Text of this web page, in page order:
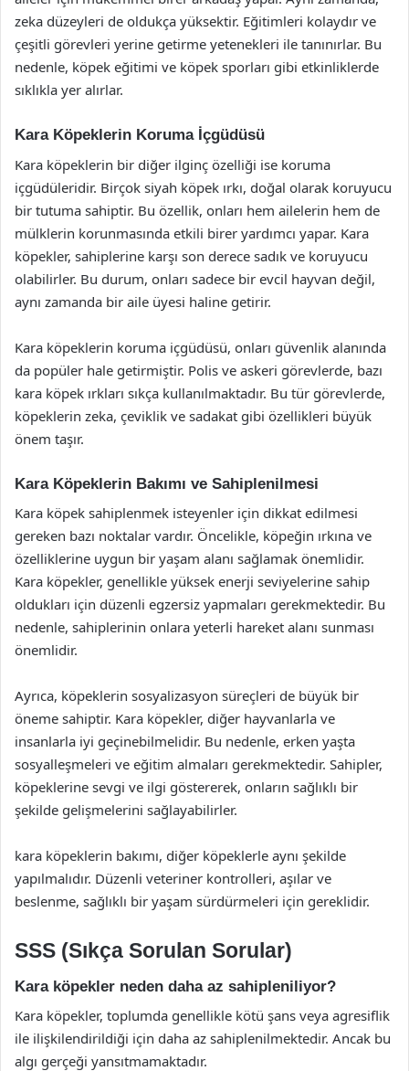
zeka düzeyleri de oldukça yüksektir. Eğitimleri kolaydır ve
çeşitli görevleri yerine getirme yetenekleri ile tanınırlar. Bu
nedenle, köpek eğitimi ve köpek sporları gibi etkinliklerde
sıklıkla yer alırlar.
Kara Köpeklerin Koruma İçgüdüsü
Kara köpeklerin bir diğer ilginç özelliği ise koruma
içgüdüleridir. Birçok siyah köpek ırkı, doğal olarak koruyucu
bir tutuma sahiptir. Bu özellik, onları hem ailelerin hem de
mülklerin korunmasında etkili birer yardımcı yapar. Kara
köpekler, sahiplerine karşı son derece sadık ve koruyucu
olabilirler. Bu durum, onları sadece bir evcil hayvan değil,
aynı zamanda bir aile üyesi haline getirir.
Kara köpeklerin koruma içgüdüsü, onları güvenlik alanında
da popüler hale getirmiştir. Polis ve askeri görevlerde, bazı
kara köpek ırkları sıkça kullanılmaktadır. Bu tür görevlerde,
köpeklerin zeka, çeviklik ve sadakat gibi özellikleri büyük
önem taşır.
Kara Köpeklerin Bakımı ve Sahiplenilmesi
Kara köpek sahiplenmek isteyenler için dikkat edilmesi
gereken bazı noktalar vardır. Öncelikle, köpeğin ırkına ve
özelliklerine uygun bir yaşam alanı sağlamak önemlidir.
Kara köpekler, genellikle yüksek enerji seviyelerine sahip
oldukları için düzenli egzersiz yapmaları gerekmektedir. Bu
nedenle, sahiplerinin onlara yeterli hareket alanı sunması
önemlidir.
Ayrıca, köpeklerin sosyalizasyon süreçleri de büyük bir
öneme sahiptir. Kara köpekler, diğer hayvanlarla ve
insanlarla iyi geçinebilmelidir. Bu nedenle, erken yaşta
sosyalleşmeleri ve eğitim almaları gerekmektedir. Sahipler,
köpeklerine sevgi ve ilgi göstererek, onların sağlıklı bir
şekilde gelişmelerini sağlayabilirler.
kara köpeklerin bakımı, diğer köpeklerle aynı şekilde
yapılmalıdır. Düzenli veteriner kontrolleri, aşılar ve
beslenme, sağlıklı bir yaşam sürdürmeleri için gereklidir.
SSS (Sıkça Sorulan Sorular)
Kara köpekler neden daha az sahipleniliyor?
Kara köpekler, toplumda genellikle kötü şans veya agresiflik
ile ilişkilendirildiği için daha az sahiplenilmektedir. Ancak bu
algı gerçeği yansıtmamaktadır.